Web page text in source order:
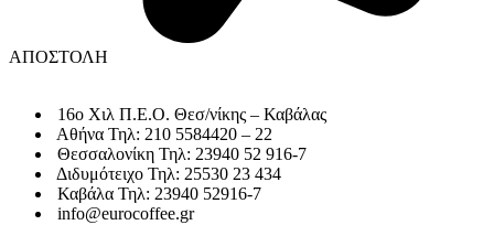
ΑΠΟΣΤΟΛΗ
16o Χιλ Π.Ε.Ο. Θεσ/νίκης – Καβάλας
Αθήνα Τηλ: 210 5584420 – 22
Θεσσαλονίκη Τηλ: 23940 52 916-7
Διδυμότειχο Τηλ: 25530 23 434
Καβάλα Τηλ: 23940 52916-7
info@eurocoffee.gr